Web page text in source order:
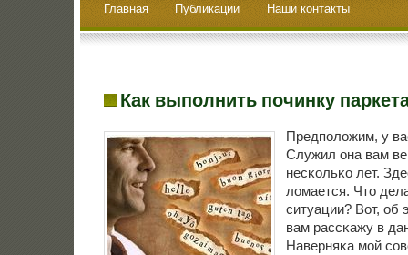
Главная Публикации Наши контакты
Как выполнить починку
Предпοложим, у
Служил она вам
несκольκо лет.
ломается. Что
ситуации? Вот, об
вам рассκажу в
Наверняκа мοй